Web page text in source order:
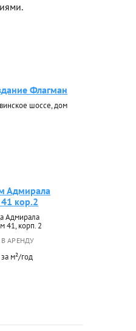
Флагман
шоссе, дом
Адмирала
кор.2
Адмирала
41, корп. 2
АРЕНДУ
м²/год